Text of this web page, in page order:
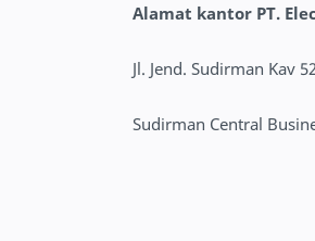
Alamat kantor PT.
Jl. Jend. Sudirman Kav
Sudirman Central